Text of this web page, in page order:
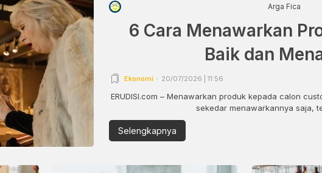
Arga Fica
6 Cara Menawarkan
Baik dan
Ekonomi 20/07/2026 | 11:56
ERUDISI.com – Menawarkan produk kepada calon
sekedar menawarkannya saja,
Selengkapnya